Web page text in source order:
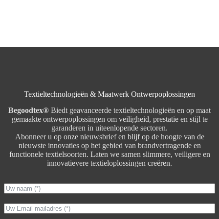
Textieltechnologieën & Maatwerk Ontwerpoplossingen
Begoodtex® Biedt geavanceerde textieltechnologieën en op maat
gemaakte ontwerpoplossingen om veiligheid, prestatie en stijl te
garanderen in uiteenlopende sectoren.
Abonneer u op onze nieuwsbrief en blijf op de hoogte van de
nieuwste innovaties op het gebied van brandvertragende en
functionele textielsoorten. Laten we samen slimmere, veiligere en
innovatievere textieloplossingen creëren.